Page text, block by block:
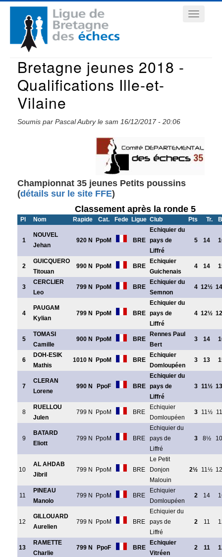
Aller
contenu
principal
Navigation
principale
Bretagne jeunes 2018 -
Qualifications Ille-et-
Vilaine
Soumis par Pascal Aubryle sam 16/12/2017 - 20:06
Championnat 35 jeunes Petits poussins
(détails sur le site FFE)
Classement après la ronde 5
Pl Nom Rapide Cat. Fede Ligue Club Pts Tr.
1
NOUVEL
Jehan
920 N PpoM BRE
Echiquier du
pays de
Liffré
5 14
2
GUICQUERO
Titouan
990 N PpoM BRE
Echiquier
Guichenais
4 14
3
CERCLIER
Leo
799 N PpoM BRE
Echiquier du
Semnon
4 12½
4
PAUGAM
Kylian
799 N PpoM BRE
Echiquier du
pays de
Liffré
4 12½
5
TOMASI
Camille
900 N PpoM BRE
Rennes Paul
Bert
3 14
6
DOH-ESIK
Mathis
1010 N PpoM BRE
Echiquier
Domloupéen
3 13
7
CLERAN
Lorene
990 N PpoF BRE
Echiquier du
pays de
Liffré
3 11½
8
RUELLOU
Julen
799 N PpoM BRE
Echiquier
Domloupéen
3 11½
9
BATARD
Eliott
799 N PpoM BRE
Echiquier du
pays de
Liffré
3 8½
10
AL AHDAB
Jibril
799 N PpoM BRE
Le Petit
Donjon
Malouin
2½ 11½
11
PINEAU
Manolo
799 N PpoM BRE
Echiquier
Domloupéen
2 14
12
GILLOUARD
Aurelien
799 N PpoM BRE
Echiquier du
pays de
Liffré
2 11
13
RAMETTE
Charlie
799 N PpoF BRE
Echiquier
Vitréen
2 11